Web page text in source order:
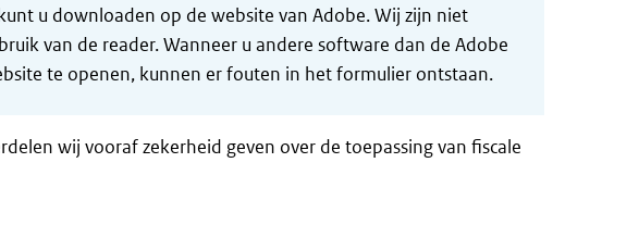
u downloaden op de website van Adobe. Wij zijn niet
van de reader. Wanneer u andere software dan de Adobe
te openen, kunnen er fouten in het formulier ontstaan.
wij vooraf zekerheid geven over de toepassing van fiscale